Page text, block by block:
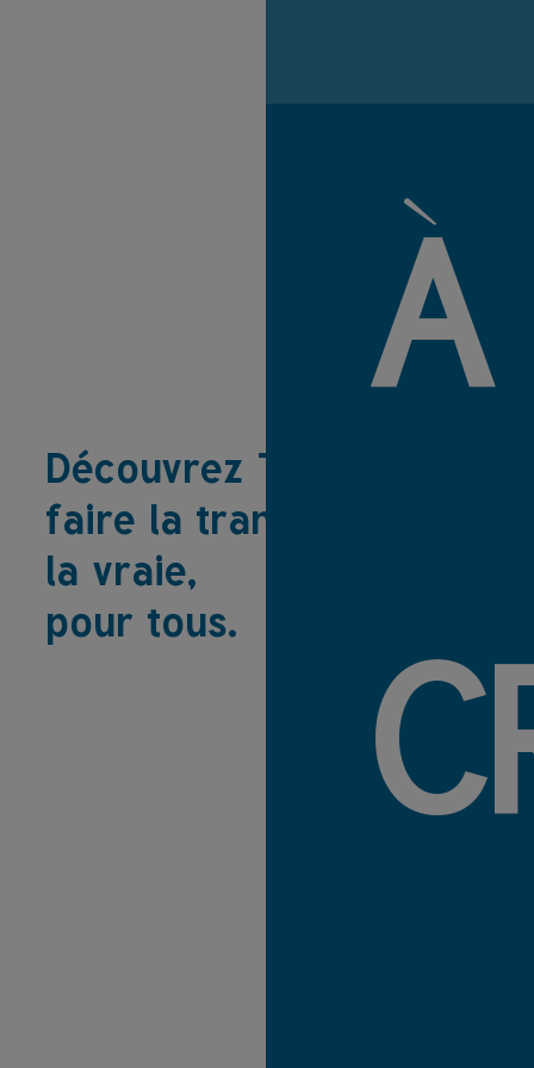
Découvrez TiCO pour
faire la transparence,
la vraie,
pour tous.